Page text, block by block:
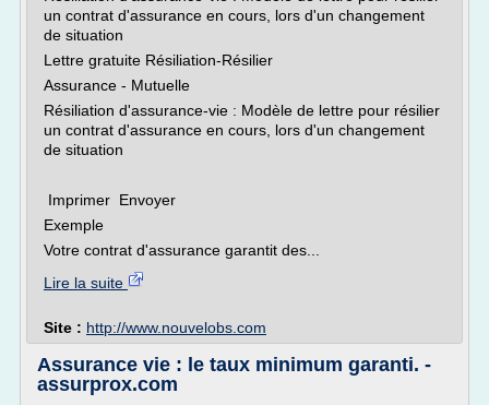
un contrat d'assurance en cours, lors d'un changement
de situation
Lettre gratuite Résiliation-Résilier
Assurance - Mutuelle
Résiliation d'assurance-vie : Modèle de lettre pour résilier
un contrat d'assurance en cours, lors d'un changement
de situation
Imprimer Envoyer
Exemple
Votre contrat d'assurance garantit des...
Lire la suite
Site : http://www.nouvelobs.com
Assurance vie : le taux minimum garanti. -
assurprox.com